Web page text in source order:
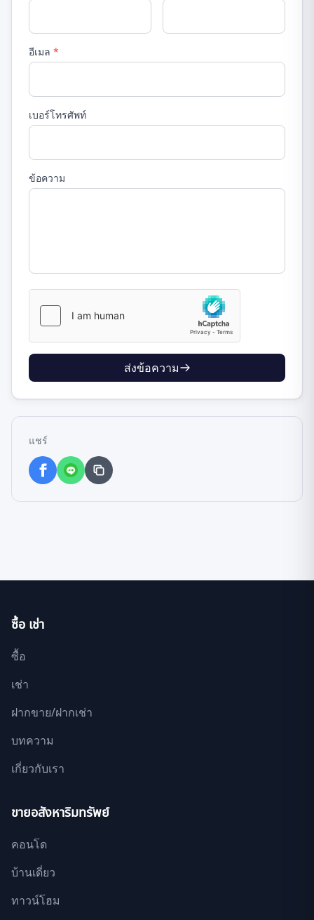
อีเมล *
เบอร์โทรศัพท์
ข้อความ
ส่งข้อความ
แชร์
ซื้อ เช่า
ซื้อ
เช่า
ฝากขาย/ฝากเช่า
บทความ
เกี่ยวกับเรา
ขายอสังหาริมทรัพย์
คอนโด
บ้านเดี่ยว
ทาวน์โฮม